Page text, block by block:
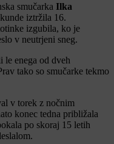
smučarka Ilka
iztržila 16.
izgubila, ko je
v neutrjeni sneg.
le enega od dveh
tako so smučarke tekmo
v torek z nočnim
konec tedna približala
po skoraj 15 letih